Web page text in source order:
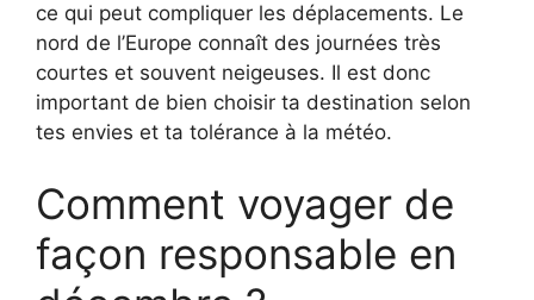
ce qui peut compliquer les déplacements. Le
nord de l’Europe connaît des journées très
courtes et souvent neigeuses. Il est donc
important de bien choisir ta destination selon
tes envies et ta tolérance à la météo.
Comment voyager de
façon responsable en